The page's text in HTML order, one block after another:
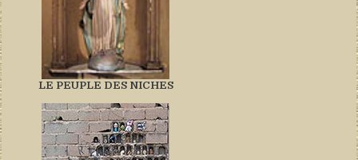
LE PEUPLE DES NICHES